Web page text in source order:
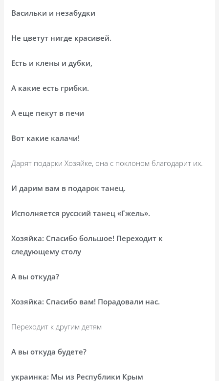
Васильки и незабудки
Не цветут нигде красивей.
Есть и клены и дубки,
А какие есть грибки.
А еще пекут в печи
Вот какие калачи!
Дарят подарки Хозяйке, она с поклоном благодарит их.
И дарим вам в подарок танец.
Исполняется русский танец «Гжель».
Хозяйка: Спасибо большое! Переходит к
следующему столу
А вы откуда?
Хозяйка: Спасибо вам! Порадовали нас.
Переходит к другим детям
А вы откуда будете?
украинка: Мы из Республики Крым